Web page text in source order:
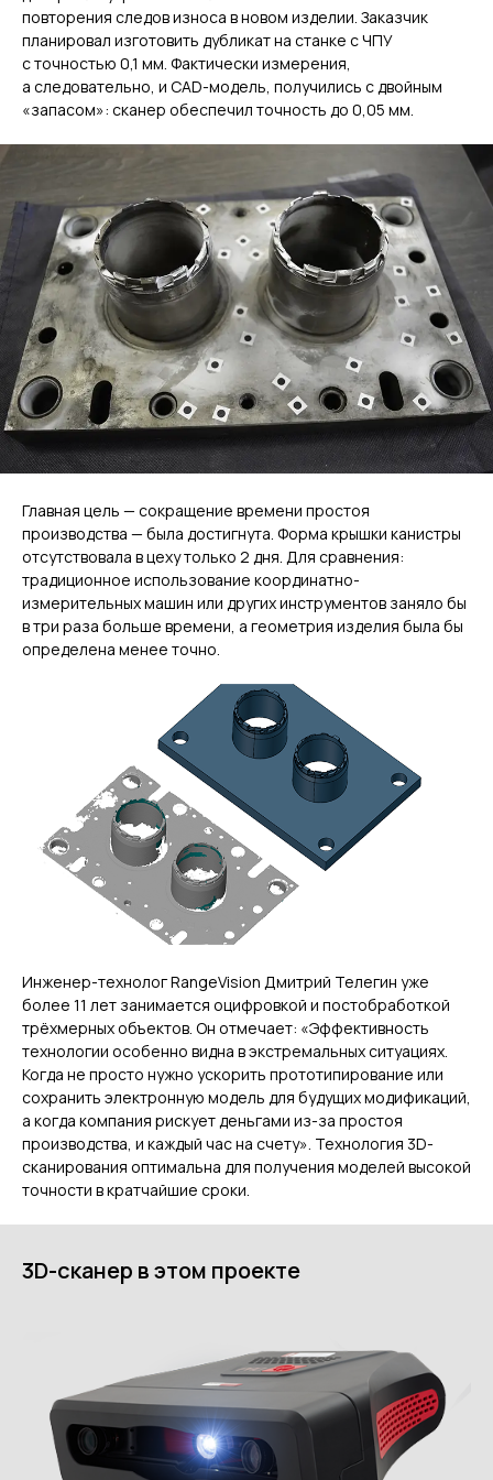
повторения следов износа в новом изделии. Заказчик
планировал изготовить дубликат на станке с ЧПУ
с точностью 0,1 мм. Фактически измерения,
а следовательно, и CAD-модель, получились с двойным
«запасом»: сканер обеспечил точность до 0,05 мм.
Главная цель — сокращение времени простоя
производства — была достигнута. Форма крышки канистры
отсутствовала в цеху только 2 дня. Для сравнения:
традиционное использование координатно-
измерительных машин или других инструментов заняло бы
в три раза больше времени, а геометрия изделия была бы
определена менее точно.
Инженер-технолог RangeVision Дмитрий Телегин уже
более 11 лет занимается оцифровкой и постобработкой
трёхмерных объектов. Он отмечает: «Эффективность
технологии особенно видна в экстремальных ситуациях.
Когда не просто нужно ускорить прототипирование или
сохранить электронную модель для будущих модификаций,
а когда компания рискует деньгами из-за простоя
производства, и каждый час на счету». Технология 3D-
сканирования оптимальна для получения моделей высокой
точности в кратчайшие сроки.
3D-сканер в этом проекте
Метрологический PRIME
Роботизированный Proton
3D-СКАНЕРЫ
RANGEVISION
Новости
Техподдержка
Дистрибьюторы
Применение
Услуги
ГЛАВНОЕ